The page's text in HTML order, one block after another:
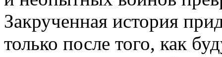
Закрученная история
только после того, как